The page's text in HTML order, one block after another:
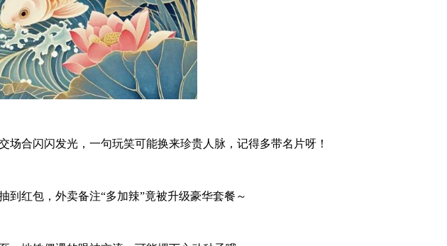
合闪闪发光，一句玩笑可能换来珍贵人脉，记得多带名片呀！
红包，外卖备注“多加辣”竟被升级豪华套餐～